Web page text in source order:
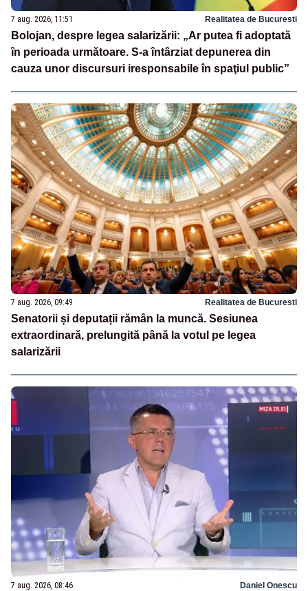
7 aug. 2026, 11:51 Realitatea de Bucuresti
Bolojan, despre legea salarizării: „Ar putea fi adoptată
în perioada următoare. S-a întârziat depunerea din
cauza unor discursuri iresponsabile în spaţiul public”
7 aug. 2026, 09:49 Realitatea de Bucuresti
Senatorii și deputații rămân la muncă. Sesiunea
extraordinară, prelungită până la votul pe legea
salarizării
7 aug. 2026, 08:46 Daniel Onescu